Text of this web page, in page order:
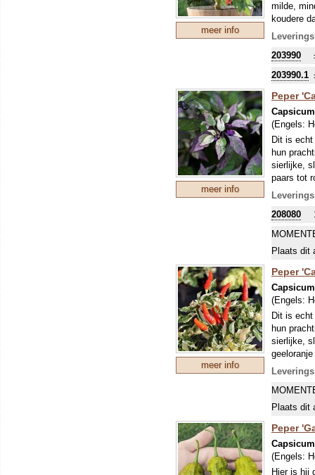
meer info
milde,
koudere
Okra is
het
De
kunnen
is een
soep.
Amerika
203990
203990.1
meer info
Peper
(Engels:
Dit is
hun
sierlijke,
paars tot
Heat
zonder
Afgezien
salsa's,
gedijen
208080
Plaats dit
meer info
Peper
(Engels:
Dit is
hun
sierlijke,
planten
Afgezien
salsa's,
gedijen
Plaats dit
Peper
(Engels:
Hier is hij